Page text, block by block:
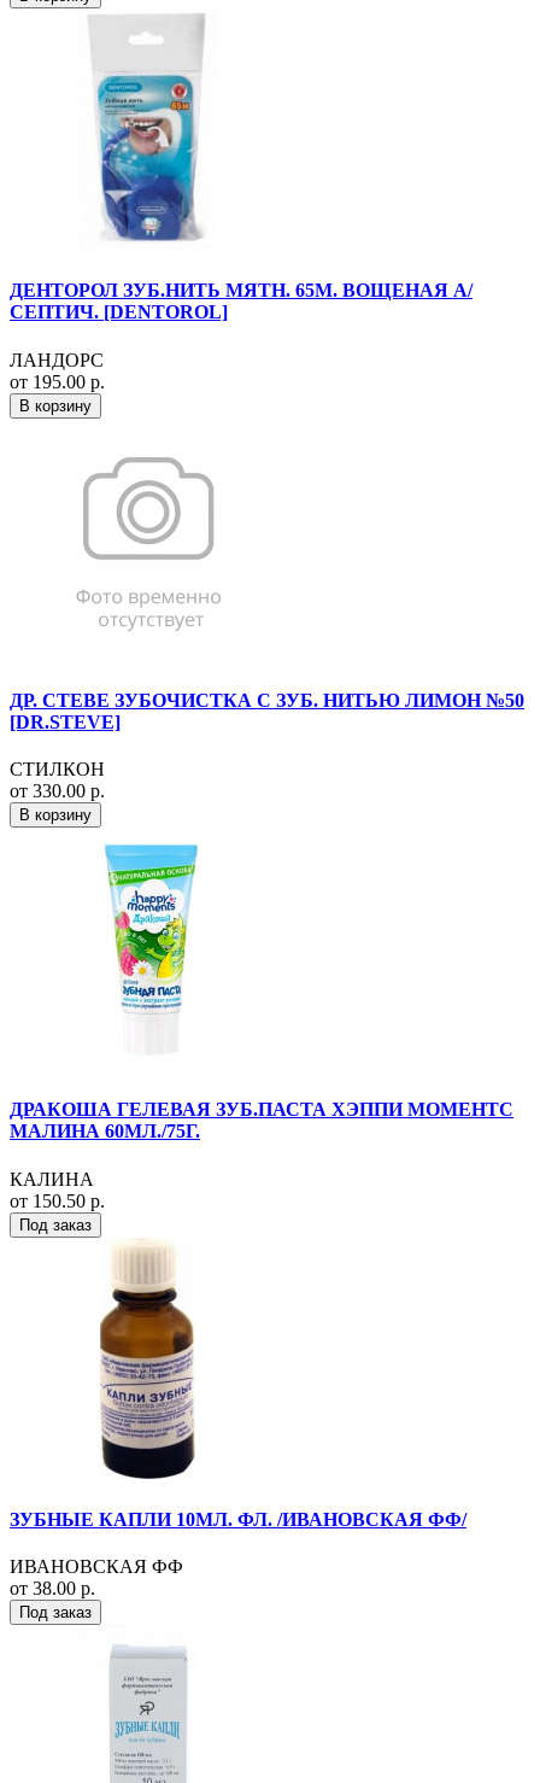
ДЕНТОРОЛ ЗУБ.НИТЬ МЯТН. 65М. ВОЩЕНАЯ А/
СЕПТИЧ. [DENTOROL]
ЛАНДОРС
от 195.00 р.
В корзину
ДР. СТЕВЕ ЗУБОЧИСТКА С ЗУБ. НИТЬЮ ЛИМОН №50
[DR.STEVE]
СТИЛКОН
от 330.00 р.
В корзину
ДРАКОША ГЕЛЕВАЯ ЗУБ.ПАСТА ХЭППИ МОМЕНТС
МАЛИНА 60МЛ./75Г.
КАЛИНА
от 150.50 р.
Под заказ
ЗУБНЫЕ КАПЛИ 10МЛ. ФЛ. /ИВАНОВСКАЯ ФФ/
ИВАНОВСКАЯ ФФ
от 38.00 р.
Под заказ